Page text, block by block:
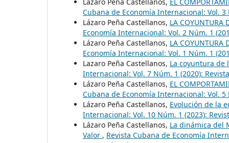
Cubana de Economía Internacional: Vol.
Lázaro Peña Castellanos, LA COYUNTURA
Economía Internacional: Vol. 2 Núm. 1
Lázaro Peña Castellanos, LA COYUNTURA
Economía Internacional: Vol. 1 Núm. 1
Lazaro Peña Castellanos, La coyuntura de
Internacional: Vol. 7 Núm. 1 (2020):
Lázaro Peña Castellanos, EL
Cubana de Economía Internacional: Vol.
Lázaro Peña Castellanos, Evolución de la
Internacional: Vol. 10 Núm. 1 (2023):
Lázaro Peña Castellanos, La dinámica del
Valor , Revista Cubana de Economía